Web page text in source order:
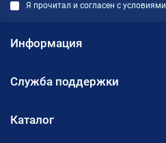
Я прочитал и согласен с условиями
Информация
Служба поддержки
Каталог